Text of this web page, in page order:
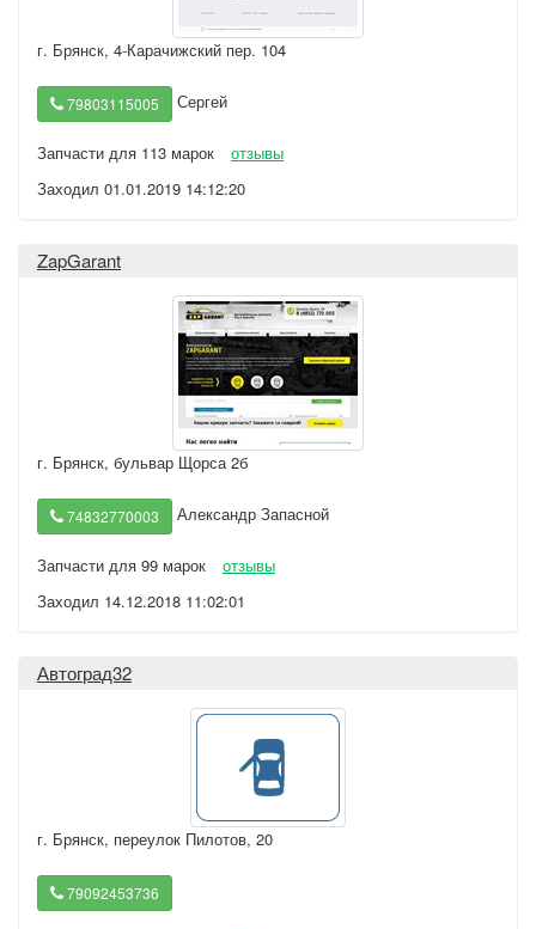
г. Брянск, 4-Карачижский пер. 104
79803115005 Сергей
Запчасти для 113 марок
отзывы
Заходил 01.01.2019 14:12:20
ZapGarant
г. Брянск, бульвар Щорса 2б
74832770003 Александр Запасной
Запчасти для 99 марок
отзывы
Заходил 14.12.2018 11:02:01
Автоград32
г. Брянск, переулок Пилотов, 20
79092453736